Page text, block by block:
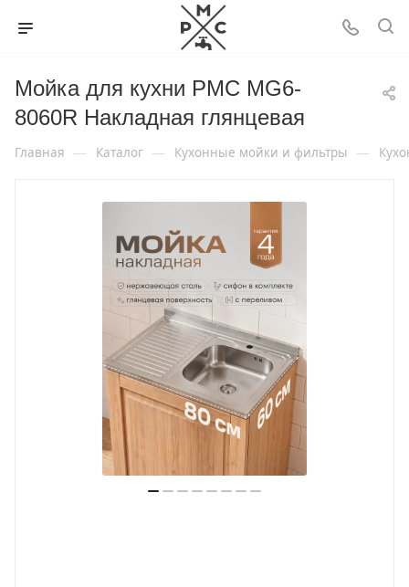
Мойка для кухни РМС MG6-
8060R Накладная глянцевая
Главная — Каталог — Кухонные мойки и фильтры —